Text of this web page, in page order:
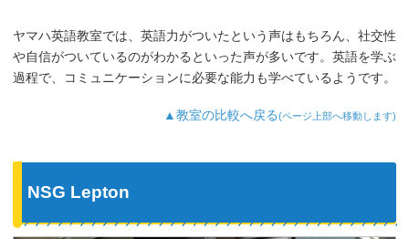
ヤマハ英語教室では、英語力がついたという声はもちろん、社交性
や自信がついているのがわかるといった声が多いです。英語を学ぶ
過程で、コミュニケーションに必要な能力も学べているようです。
▲教室の比較へ戻る(ページ上部へ移動します)
NSG Lepton